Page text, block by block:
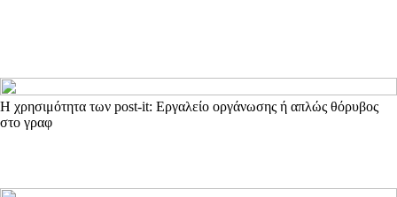
Η χρησιμότητα των post-it: Εργαλείο οργάνωσης ή απλώς θόρυβος
στο γραφ